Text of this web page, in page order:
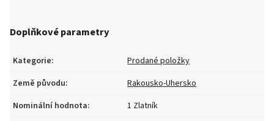
Doplňkové parametry
Kategorie:
Prodané položky
Země původu:
Rakousko-Uhersko
Nominální hodnota:
1 Zlatník